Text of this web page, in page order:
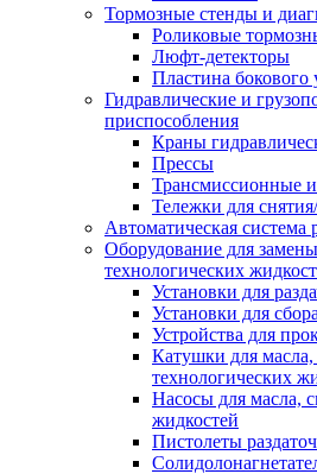
Тормозные стенды и
Роликовые
Люфт-детекторы
Пластина бокового
Гидравлические и
приспособления
Краны
Прессы
Трансмиссионные
Тележки для
Автоматическая система
Оборудование для
технологических
Установки для
Установки для
Устройства для
Катушки для масла,
технологических
Насосы для масла,
жидкостей
Пистолеты